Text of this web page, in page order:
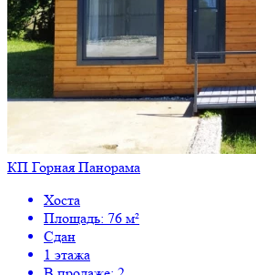
КП Горная Панорама
Хоста
Площадь: 76 м²
Сдан
1 этажа